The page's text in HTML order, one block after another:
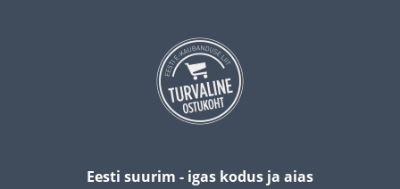
Eesti suurim - igas kodus ja aias